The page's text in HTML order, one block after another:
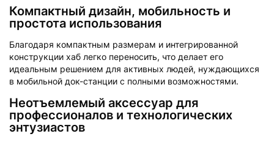
Компактный дизайн, мобильность и
простота использования
Благодаря компактным размерам и интегрированной
конструкции хаб легко переносить, что делает его
идеальным решением для активных людей, нуждающихся
в мобильной док-станции с полными возможностями.
Неотъемлемый аксессуар для
профессионалов и технологических
энтузиастов